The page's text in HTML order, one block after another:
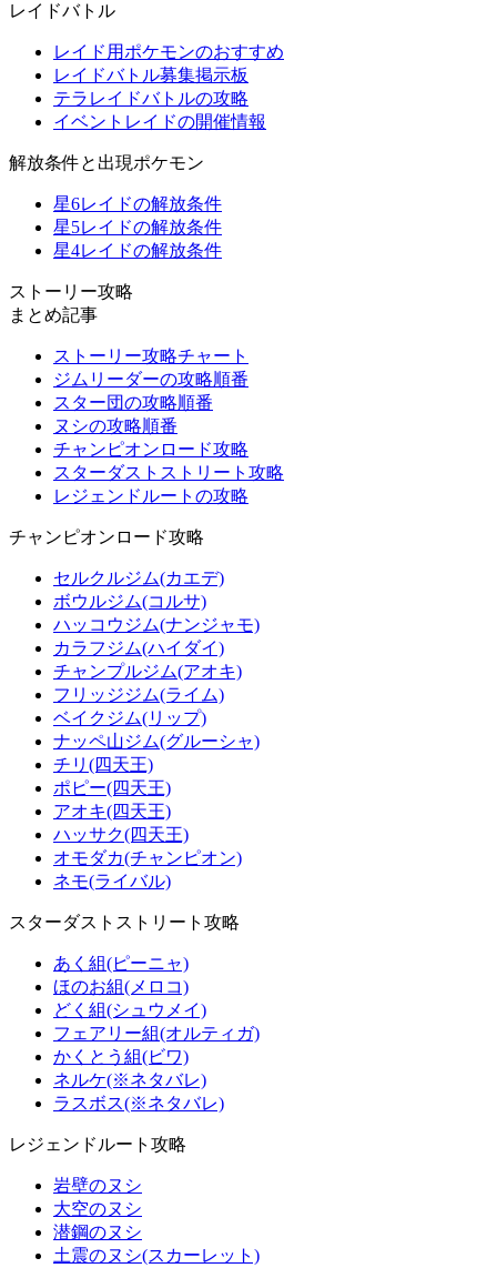
レイドバトル
レイド用ポケモンのおすすめ
レイドバトル募集掲示板
テラレイドバトルの攻略
イベントレイドの開催情報
解放条件と出現ポケモン
星6レイドの解放条件
星5レイドの解放条件
星4レイドの解放条件
ストーリー攻略
まとめ記事
ストーリー攻略チャート
ジムリーダーの攻略順番
スター団の攻略順番
ヌシの攻略順番
チャンピオンロード攻略
スターダストストリート攻略
レジェンドルートの攻略
チャンピオンロード攻略
セルクルジム(カエデ)
ボウルジム(コルサ)
ハッコウジム(ナンジャモ)
カラフジム(ハイダイ)
チャンプルジム(アオキ)
フリッジジム(ライム)
ベイクジム(リップ)
ナッペ山ジム(グルーシャ)
チリ(四天王)
ポピー(四天王)
アオキ(四天王)
ハッサク(四天王)
オモダカ(チャンピオン)
ネモ(ライバル)
スターダストストリート攻略
あく組(ピーニャ)
ほのお組(メロコ)
どく組(シュウメイ)
フェアリー組(オルティガ)
かくとう組(ビワ)
ネルケ(※ネタバレ)
ラスボス(※ネタバレ)
レジェンドルート攻略
岩壁のヌシ
大空のヌシ
潜鋼のヌシ
土震のヌシ(スカーレット)